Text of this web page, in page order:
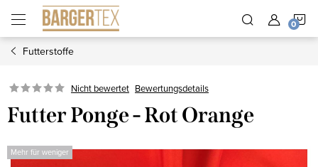
Inhalt
springen
Futterstoffe
Nicht bewertet Bewertungsdetails
Futter Ponge - Rot Orange
Mehr für weniger